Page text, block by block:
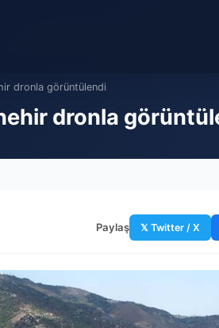
dronla görüntülendi
dronla
Paylaş 𝕏 Twitter / X